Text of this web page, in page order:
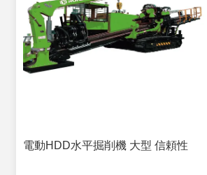
電動HDD水平掘削機 大型 信頼性